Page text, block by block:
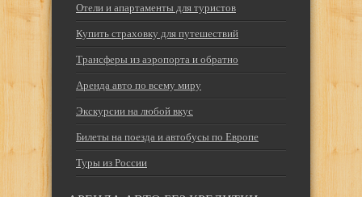
Отели и апартаменты для туристов
Купить страховку для путешествий
Трансферы из аэропорта и обратно
Аренда авто по всему миру
Экскурсии на любой вкус
Билеты на поезда и автобусы по Европе
Туры из России